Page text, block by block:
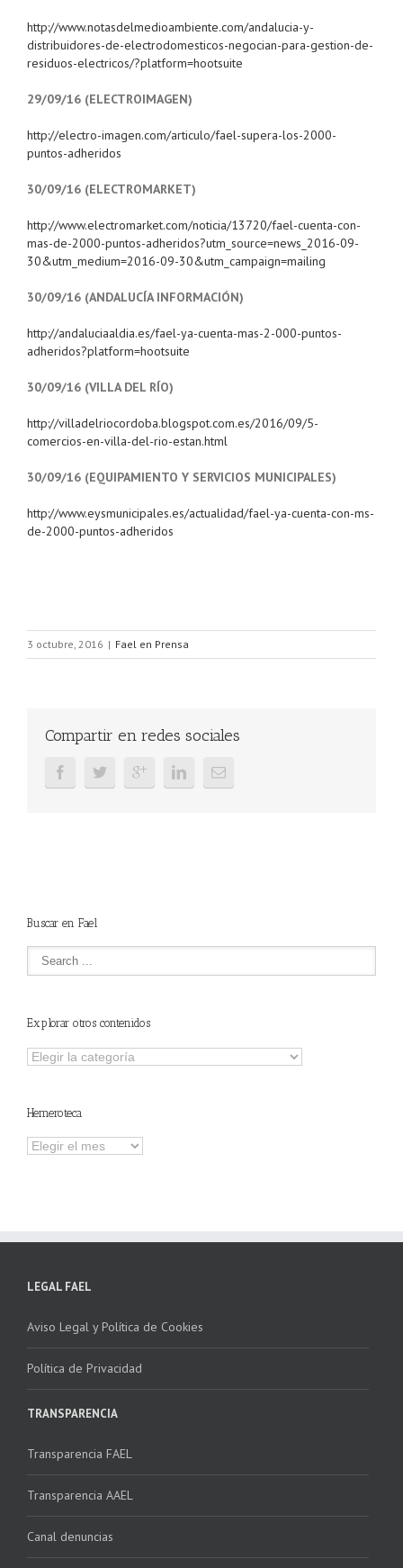
http://www.notasdelmedioambiente.com/andalucia-y-
distribuidores-de-electrodomesticos-negocian-para-gestion-de-
residuos-electricos/?platform=hootsuite
29/09/16 (ELECTROIMAGEN)
http://electro-imagen.com/articulo/fael-supera-los-2000-
puntos-adheridos
30/09/16 (ELECTROMARKET)
http://www.electromarket.com/noticia/13720/fael-cuenta-con-
mas-de-2000-puntos-adheridos?utm_source=news_2016-09-
30&utm_medium=2016-09-30&utm_campaign=mailing
30/09/16 (ANDALUCÍA INFORMACIÓN)
http://andaluciaaldia.es/fael-ya-cuenta-mas-2-000-puntos-
adheridos?platform=hootsuite
30/09/16 (VILLA DEL RÍO)
http://villadelriocordoba.blogspot.com.es/2016/09/5-
comercios-en-villa-del-rio-estan.html
30/09/16 (EQUIPAMIENTO Y SERVICIOS MUNICIPALES)
http://www.eysmunicipales.es/actualidad/fael-ya-cuenta-con-ms-
de-2000-puntos-adheridos
3 octubre, 2016 | Fael en Prensa
Compartir en redes sociales
Buscar en Fael
Explorar otros contenidos
Explorar
Hemeroteca
Hemeroteca
LEGAL FAEL
Aviso Legal y Política de Cookies
Política de Privacidad
TRANSPARENCIA
Transparencia FAEL
Transparencia AAEL
Canal denuncias